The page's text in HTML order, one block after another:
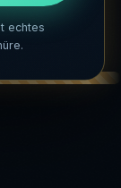
echtes